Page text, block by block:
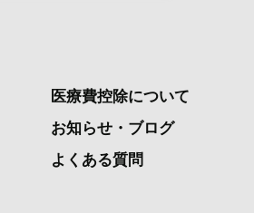
医療費控除について
お知らせ・ブログ
よくある質問